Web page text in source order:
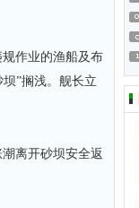
作业的渔船及布
”搁浅。舰长立
离开砂坝安全返